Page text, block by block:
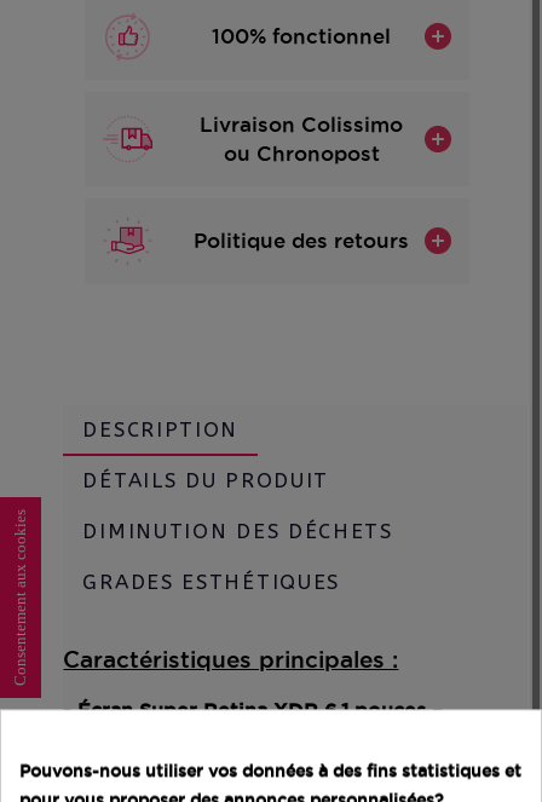
100% fonctionnel
Livraison Colissimo
ou Chronopost
Politique des retours
DESCRIPTION
DÉTAILS DU PRODUIT
DIMINUTION DES DÉCHETS
GRADES ESTHÉTIQUES
Caractéristiques principales :
- Écran Super Retina XDR 6,1 pouces –
d’une fluidité exceptionnelle avec des
Pouvons-nous utiliser vos données à des fins statistiques et
Consentement aux cookies